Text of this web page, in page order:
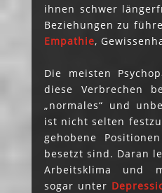
ihnen schwer
Beziehungen zu
Empathie,
Die meisten
diese Verbrechen
„normales“ und
ist nicht selten
gehobene
besetzt sind. Daran
Arbeitsklima und
sogar unter